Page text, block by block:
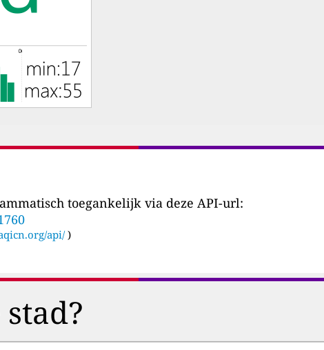
toegankelijk via deze API-url:
api/ )